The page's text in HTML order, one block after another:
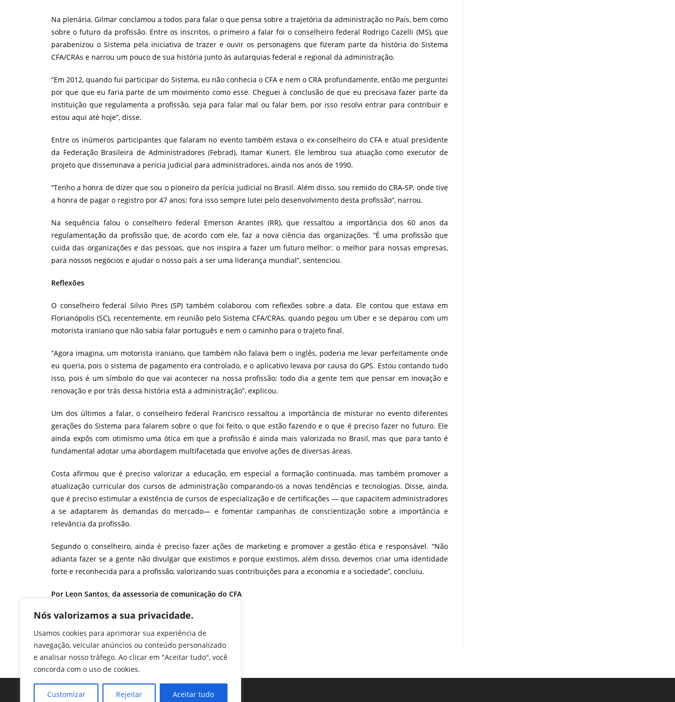
Nós valorizamos a sua privacidade.
Usamos cookies para aprimorar sua experiência de
navegação, veicular anúncios ou conteúdo personalizado
e analisar nosso tráfego. Ao clicar em "Aceitar tudo", você
concorda com o uso de cookies.
Customizar Rejeitar Aceitar tudo
Na plenária, Gilmar conclamou a todos para falar o que pensa sobre a trajetória da administração no País, bem como
sobre o futuro da profissão. Entre os inscritos, o primeiro a falar foi o conselheiro federal Rodrigo Cazelli (MS), que
parabenizou o Sistema pela iniciativa de trazer e ouvir os personagens que fizeram parte da história do Sistema
CFA/CRAs e narrou um pouco de sua história junto às autarquias federal e regional da administração.
“Em 2012, quando fui participar do Sistema, eu não conhecia o CFA e nem o CRA profundamente, então me perguntei
por que que eu faria parte de um movimento como esse. Cheguei à conclusão de que eu precisava fazer parte da
instituição que regulamenta a profissão, seja para falar mal ou falar bem, por isso resolvi entrar para contribuir e
estou aqui até hoje”, disse.
Entre os inúmeros participantes que falaram no evento também estava o ex-conselheiro do CFA e atual presidente
da Federação Brasileira de Administradores (Febrad), Itamar Kunert. Ele lembrou sua atuação como executor de
projeto que disseminava a perícia judicial para administradores, ainda nos anos de 1990.
“Tenho a honra de dizer que sou o pioneiro da perícia judicial no Brasil. Além disso, sou remido do CRA-SP, onde tive
a honra de pagar o registro por 47 anos; fora isso sempre lutei pelo desenvolvimento desta profissão”, narrou.
Na sequência falou o conselheiro federal Emerson Arantes (RR), que ressaltou a importância dos 60 anos da
regulamentação da profissão que, de acordo com ele, faz a nova ciência das organizações. “É uma profissão que
cuida das organizações e das pessoas, que nos inspira a fazer um futuro melhor: o melhor para nossas empresas,
para nossos negócios e ajudar o nosso país a ser uma liderança mundial”, sentenciou.
Reflexões
O conselheiro federal Silvio Pires (SP) também colaborou com reflexões sobre a data. Ele contou que estava em
Florianópolis (SC), recentemente, em reunião pelo Sistema CFA/CRAs, quando pegou um Uber e se deparou com um
motorista iraniano que não sabia falar português e nem o caminho para o trajeto final.
“Agora imagina, um motorista iraniano, que também não falava bem o inglês, poderia me levar perfeitamente onde
eu queria, pois o sistema de pagamento era controlado, e o aplicativo levava por causa do GPS. Estou contando tudo
isso, pois é um símbolo do que vai acontecer na nossa profissão; todo dia a gente tem que pensar em inovação e
renovação e por trás dessa história está a administração”, explicou.
Um dos últimos a falar, o conselheiro federal Francisco ressaltou a importância de misturar no evento diferentes
gerações do Sistema para falarem sobre o que foi feito, o que estão fazendo e o que é preciso fazer no futuro. Ele
ainda expôs com otimismo uma ótica em que a profissão é ainda mais valorizada no Brasil, mas que para tanto é
fundamental adotar uma abordagem multifacetada que envolve ações de diversas áreas.
Costa afirmou que é preciso valorizar a educação, em especial a formação continuada, mas também promover a
atualização curricular dos cursos de administração comparando-os a novas tendências e tecnologias. Disse, ainda,
que é preciso estimular a existência de cursos de especialização e de certificações — que capacitem administradores
a se adaptarem às demandas do mercado— e fomentar campanhas de conscientização sobre a importância e
relevância da profissão.
Segundo o conselheiro, ainda é preciso fazer ações de marketing e promover a gestão ética e responsável. “Não
adianta fazer se a gente não divulgar que existimos e porque existimos, além disso, devemos criar uma identidade
forte e reconhecida para a profissão, valorizando suas contribuições para a economia e a sociedade”, concluiu.
Por Leon Santos, da assessoria de comunicação do CFA
F
a
c
e
b
T
w
itt
er
Li
n
k
e
dI
W
h
at
s
A
M
e
ss
e
n
Pr
in
tF
ri
e
TAGS:JUBILEU DE DIAMANTE, PLENÁRIA DAS PLENÁRIAS